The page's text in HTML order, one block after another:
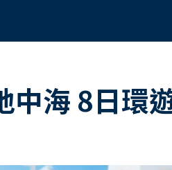
中海 8日環